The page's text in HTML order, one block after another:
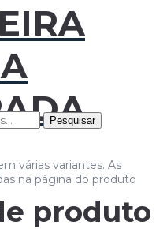
várias variantes. As
na página do produto
Pesquisar
produto